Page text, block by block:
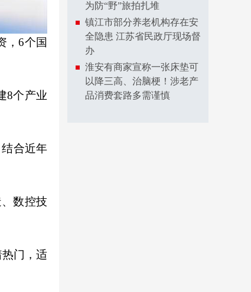
，6个国
8个产业
合近年
数控技
门，适
为防“野”旅拍扎堆
镇江市部分养老机构存在安
全隐患 江苏省民政厅现场督
办
淮安有商家宣称一张床垫可
以降三高、治脑梗！涉老产
品消费套路多需谨慎